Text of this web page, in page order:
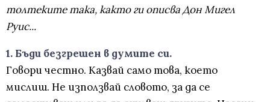
толтеките така, както ги описва Дон Мигел
Руис...
1. Бъди безгрешен в думите си.
Говори честно. Казвай само това, което
мислиш. Не използвай словото, за да се